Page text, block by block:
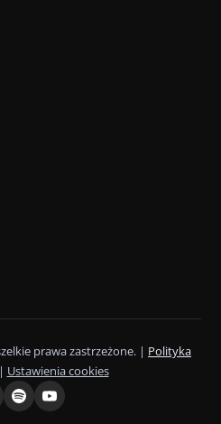
prawa zastrzeżone. | Polityka
Ustawienia cookies